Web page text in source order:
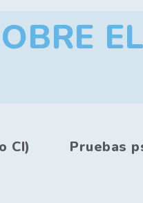
CI) Pruebas